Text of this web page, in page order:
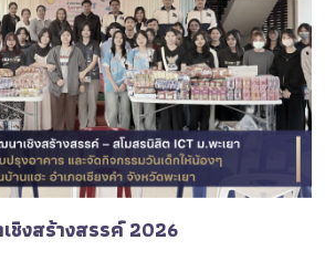
ชิงสร้างสรรค์ 2026